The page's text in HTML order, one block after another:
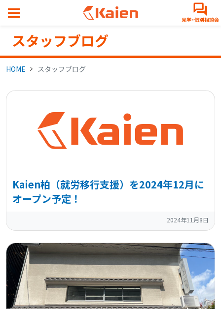
ン
テ
へ
る
スタッフブログ
HOME スタッフブログ
Kaien柏（就労移行支援）を2024年12月に
オープン予定！
2024年11月8日